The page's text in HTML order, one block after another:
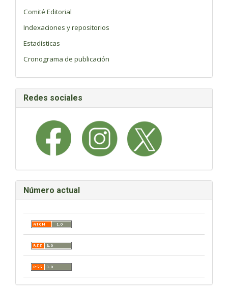
Comité Editorial
Indexaciones y repositorios
Estadísticas
Cronograma de publicación
Redes sociales
Número actual